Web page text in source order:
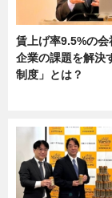
賃上げ率9.5%の会
企業の課題を解決
制度」とは？